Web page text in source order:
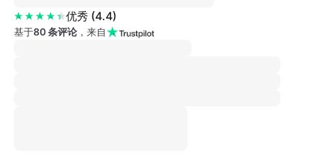
优秀 (4.4)
基于80 条评论 ，来自